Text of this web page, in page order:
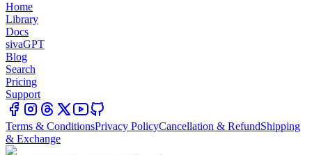
Home
Library
Docs
sivaGPT
Blog
Search
Pricing
Support
Terms & ConditionsPrivacy PolicyCancellation & RefundShipping
& Exchange